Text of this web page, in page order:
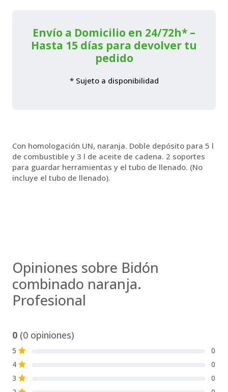
Envío a Domicilio en 24/72h* –
Hasta 15 días para devolver tu
pedido
* Sujeto a disponibilidad
Con homologación UN, naranja. Doble depósito para 5 l
de combustible y 3 l de aceite de cadena. 2 soportes
para guardar herramientas y el tubo de llenado. (No
incluye el tubo de llenado).
Opiniones sobre Bidón
combinado naranja.
Profesional
0 (0 opiniones)
5 S
0
4 S
0
3 S
0